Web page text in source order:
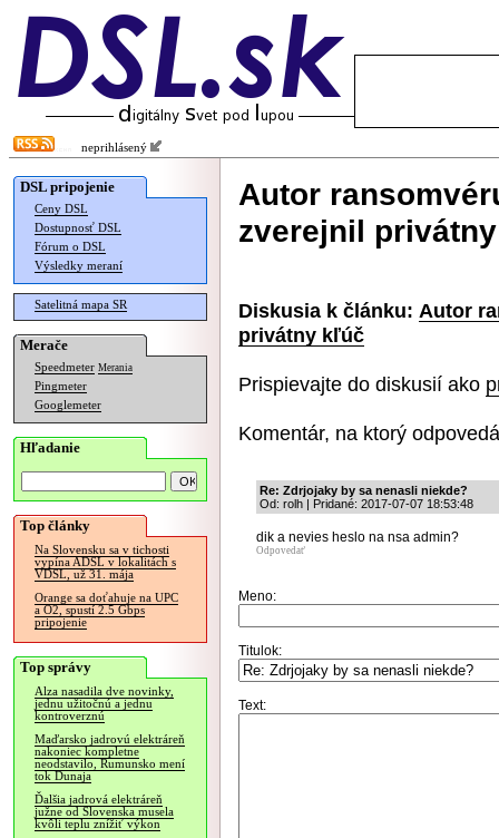
neprihlásený
DSL pripojenie
Ceny DSL
Dostupnosť DSL
Fórum o DSL
Výsledky meraní
Satelitná mapa SR
Merače
Speedmeter Merania
Pingmeter
Googlemeter
Hľadanie
Top články
Na Slovensku sa v tichosti
vypína ADSL v lokalitách s
VDSL, už 31. mája
Orange sa doťahuje na UPC
a O2, spustí 2.5 Gbps
pripojenie
Top správy
Alza nasadila dve novinky,
jednu užitočnú a jednu
kontroverznú
Maďarsko jadrovú elektráreň
nakoniec kompletne
neodstavilo, Rumunsko mení
tok Dunaja
Ďalšia jadrová elektráreň
južne od Slovenska musela
kvôli teplu znížiť výkon
Autor
zverejnil
Diskusia k článku: Autor
privátny kľúč
Prispievajte do diskusií ako
Komentár, na ktorý
Re: Zdrjojaky by sa nenasli niekde?
Od: rolh | Pridané: 2017-07-07 18:53:48
dik a nevies heslo na nsa admin?
Odpovedať
Meno:
Titulok:
Text: